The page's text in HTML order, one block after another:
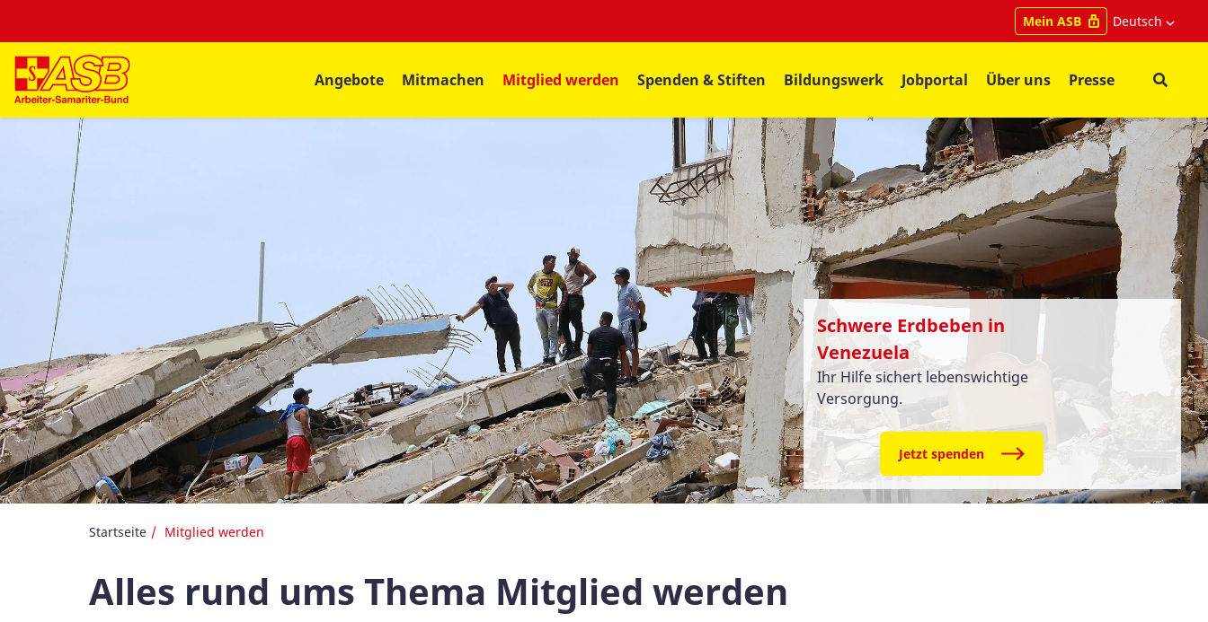
Mein ASB Deutsch
Angebote Mitmachen Mitglied werden Spenden & Stiften Bildungswerk Jobportal Über uns Presse
Schwere Erdbeben in
Venezuela
Ihr Hilfe sichert lebenswichtige
Versorgung.
Jetzt spenden
Startseite Mitglied werden
Alles rund ums Thema Mitglied werden